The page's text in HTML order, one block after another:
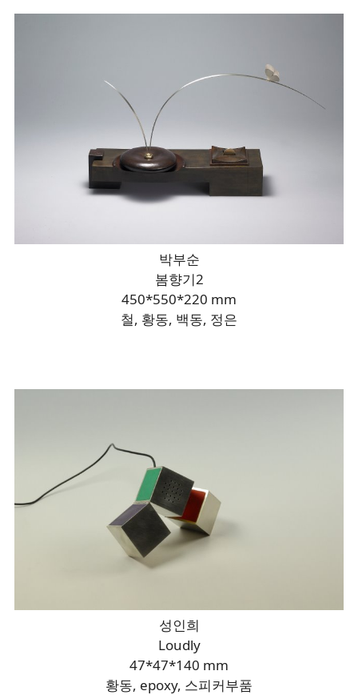
박부순
봄향기2
450*550*220 mm
철, 황동, 백동, 정은
성인희
Loudly
47*47*140 mm
황동, epoxy, 스피커부품